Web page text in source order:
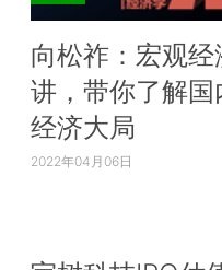
向松祚：宏观
讲，带你了解国
经济大局
2022年04月06日